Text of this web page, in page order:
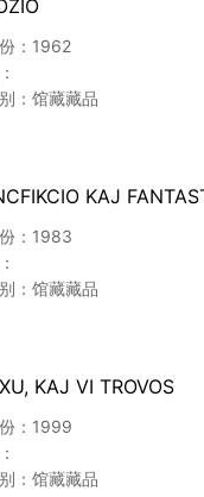
：1962
：馆藏藏品
KAJ
：1983
：馆藏藏品
KAJ VI TROVOS
：1999
：馆藏藏品